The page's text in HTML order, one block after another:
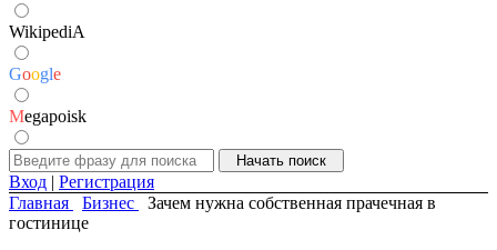
WikipediA
Google
Megapoisk
Вход | Регистрация
Главная
Бизнес
Зачем нужна собственная прачечная в
гостинице